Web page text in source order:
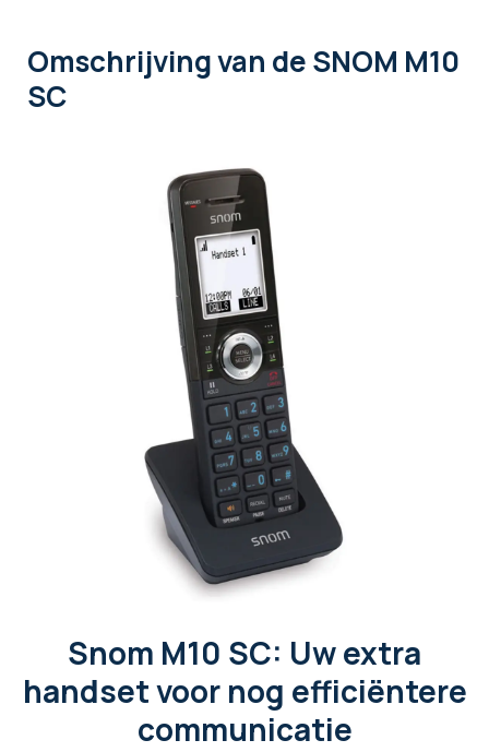
Omschrijvingvan de SNOM M10
SC
Snom M10 SC: Uw extra
handset voor nog efficiëntere
communicatie